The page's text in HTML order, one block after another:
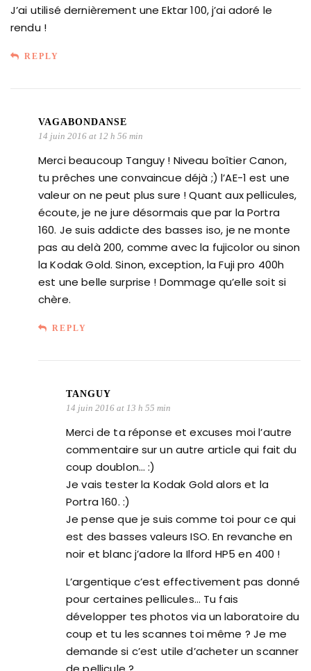
J’ai utilisé dernièrement une Ektar 100, j’ai adoré le
rendu !
REPLY
VAGABONDANSE
14 juin 2016 at 12 h 56 min
Merci beaucoup Tanguy ! Niveau boîtier Canon,
tu prêches une convaincue déjà ;) l’AE-1 est une
valeur on ne peut plus sure ! Quant aux pellicules,
écoute, je ne jure désormais que par la Portra
160. Je suis addicte des basses iso, je ne monte
pas au delà 200, comme avec la fujicolor ou sinon
la Kodak Gold. Sinon, exception, la Fuji pro 400h
est une belle surprise ! Dommage qu’elle soit si
chère.
REPLY
TANGUY
14 juin 2016 at 13 h 55 min
Merci de ta réponse et excuses moi l’autre
commentaire sur un autre article qui fait du
coup doublon… :)
Je vais tester la Kodak Gold alors et la
Portra 160. :)
Je pense que je suis comme toi pour ce qui
est des basses valeurs ISO. En revanche en
noir et blanc j’adore la Ilford HP5 en 400 !
L’argentique c’est effectivement pas donné
pour certaines pellicules… Tu fais
développer tes photos via un laboratoire du
coup et tu les scannes toi même ? Je me
demande si c’est utile d’acheter un scanner